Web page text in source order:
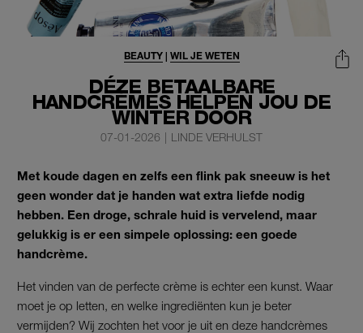
DÉZE BETAALBARE
HANDCRÈMES HELPEN JOU DE
WINTER DOOR
BEAUTY| WIL JE WETEN
07-01-2026 | LINDE VERHULST
Met koude dagen en zelfs een flink pak sneeuw is het
geen wonder dat je handen wat extra liefde nodig
hebben. Een droge, schrale huid is vervelend, maar
gelukkig is er een simpele oplossing: een goede
handcrème.
Het vinden van de perfecte crème is echter een kunst. Waar
moet je op letten, en welke ingrediënten kun je beter
vermijden? Wij zochten het voor je uit en deze handcrèmes